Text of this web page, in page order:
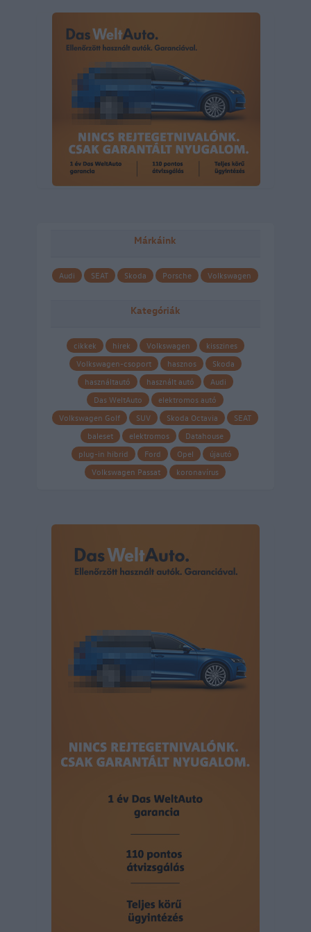
Márkáink
Audi SEAT Skoda Porsche Volkswagen
Kategóriák
cikkek hirek Volkswagen
kisszines
Volkswagen-csoport
hasznos
Skoda
használtautó
használt autó
Audi
Das WeltAuto
elektromos autó
Volkswagen Golf
SUV Skoda Octavia
SEAT
baleset
elektromos
Datahouse
plug-in hibrid
Ford Opel
újautó
Volkswagen Passat
koronavírus